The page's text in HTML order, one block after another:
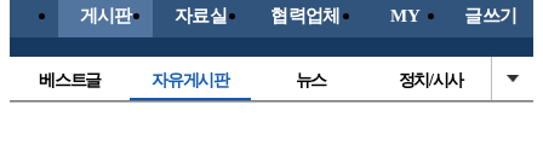
게시판 자료실 협력업체 MY 글쓰기
베스트글 자유게시판 뉴스 정치/시사